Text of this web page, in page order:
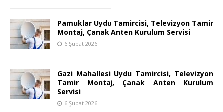
Pamuklar Uydu Tamircisi, Televizyon Tamir
Montaj, Çanak Anten Kurulum Servisi
6 Şubat 2026
Gazi Mahallesi Uydu Tamircisi, Televizyon
Tamir Montaj, Çanak Anten Kurulum
Servisi
6 Şubat 2026